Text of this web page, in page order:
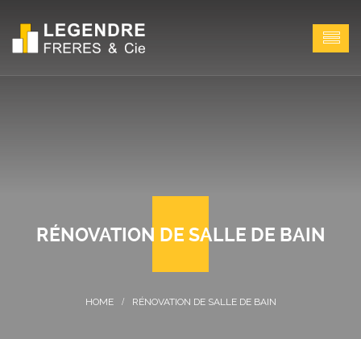
RÉNOVATION DE SALLE DE BAIN
RÉNOVATION DE SALLE DE BAIN